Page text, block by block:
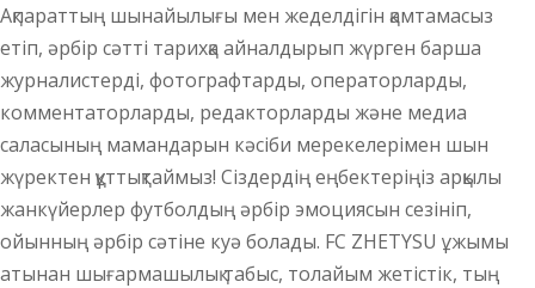
Ақпараттың шынайылығы мен жеделдігін қамтамасыз
етіп, әрбір сәтті тарихқа айналдырып жүрген барша
журналистерді, фотографтарды, операторларды,
комментаторларды, редакторларды және медиа
саласының мамандарын кәсіби мерекелерімен шын
жүректен құттықтаймыз! Сіздердің еңбектеріңіз арқылы
жанкүйерлер футболдың әрбір эмоциясын сезініп,
ойынның әрбір сәтіне куә болады. FC ZHETYSU ұжымы
атынан шығармашылық табыс, толайым жетістік, тың